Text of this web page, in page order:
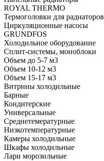
ROYAL THERMO
Термоголовки для радиаторов
Циркуляционные насосы
GRUNDFOS
Холодильное оборудование
Сплит-системы, моноблоки
Объем до 5-7 м3
Объем 10-12 м3
Объем 15-17 м3
Витрины холодильные
Барные
Кондитерские
Универсальные
Среднетемературные
Низкотемпературные
Камеры холодильные
Шкафы холодильные
Лари морозильные